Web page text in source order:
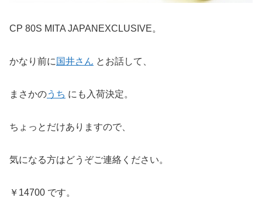
CP 80S MITA JAPANEXCLUSIVE。
かなり前に 国井さん とお話して、
まさかのうち にも入荷決定。
ちょっとだけありますので、
気になる方はどうぞご連絡ください。
￥14700 です。